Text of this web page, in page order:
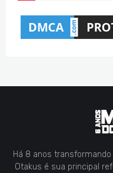
Há 8 anos
Otakus é sua principal